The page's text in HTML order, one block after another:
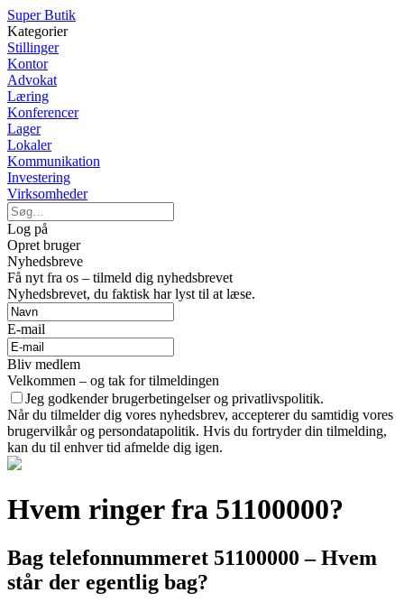
Super Butik
Kategorier
Stillinger
Kontor
Advokat
Læring
Konferencer
Lager
Lokaler
Kommunikation
Investering
Virksomheder
Log på
Opret bruger
Nyhedsbreve
Få nyt fra os – tilmeld dig nyhedsbrevet
Nyhedsbrevet, du faktisk har lyst til at læse.
E-mail
Bliv medlem
Velkommen – og tak for tilmeldingen
Jeg godkender brugerbetingelser og privatlivspolitik.
Når du tilmelder dig vores nyhedsbrev, accepterer du samtidig vores
brugervilkår og persondatapolitik. Hvis du fortryder din tilmelding,
kan du til enhver tid afmelde dig igen.
Hvem ringer fra 51100000?
Bag telefonnummeret 51100000 – Hvem
står der egentlig bag?